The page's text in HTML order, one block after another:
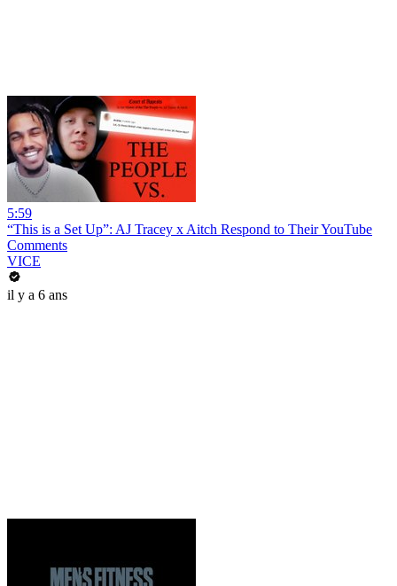
5:59
“This is a Set Up”: AJ Tracey x Aitch Respond to Their YouTube
Comments
VICE
il y a 6 ans